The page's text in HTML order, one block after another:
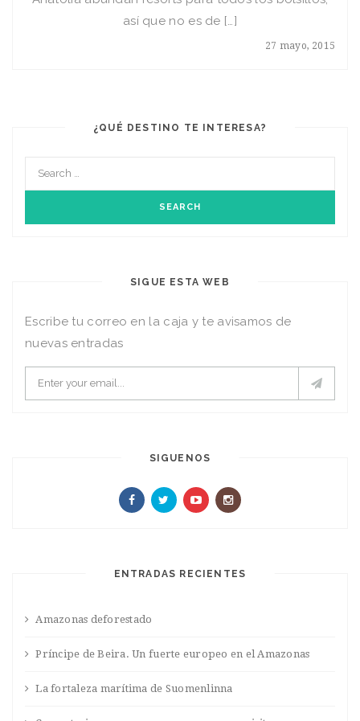
27 mayo, 2015
así que no es de […]
¿QUÉ DESTINO TE INTERESA?
SIGUE ESTA WEB
Escribe tu correo en la caja y te avisamos de
nuevas entradas
SIGUENOS
ENTRADAS RECIENTES
Amazonas deforestado
Príncipe de Beira. Un fuerte europeo en el Amazonas
La fortaleza marítima de Suomenlinna